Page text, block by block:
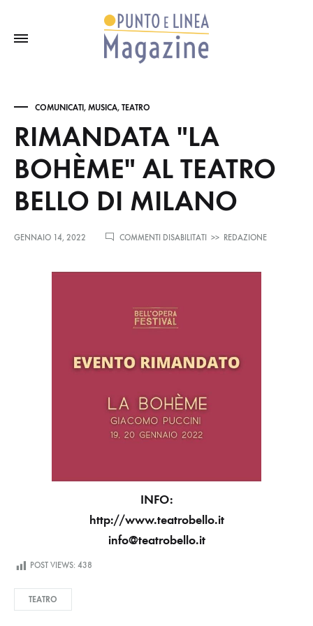
COMUNICATI, MUSICA, TEATRO
RIMANDATA "LA
BOHÈME" AL TEATRO
BELLO DI MILANO
GENNAIO 14, 2022 COMMENTI DISABILITATI
SU
BOHÈME"
>> REDAZIONE
INFO:
http://www.teatrobello.it
info@teatrobello.it
POST VIEWS: 438
TEATRO